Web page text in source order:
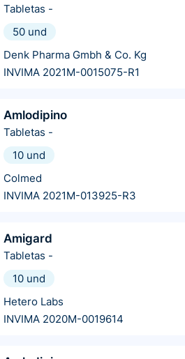
Tabletas -
50 und
Denk Pharma Gmbh & Co. Kg
INVIMA 2021M-0015075-R1
Amlodipino
Tabletas -
10 und
Colmed
INVIMA 2021M-013925-R3
Amigard
Tabletas -
10 und
Hetero Labs
INVIMA 2020M-0019614